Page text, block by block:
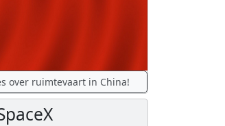
over ruimtevaart in China!